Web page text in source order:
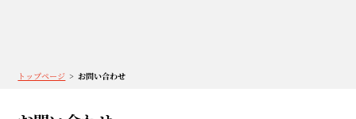
トップページ お問い合わせ